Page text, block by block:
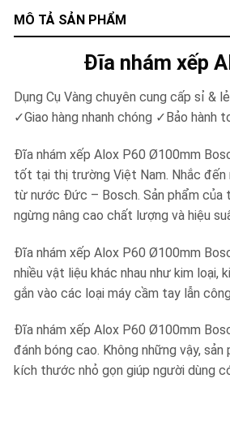
MÔ TẢ SẢN PHẨM
Đĩa nhám xếp
Dụng Cụ Vàng chuyên cung cấp sỉ &
✓Giao hàng nhanh chóng ✓Bảo hành
Đĩa nhám xếp Alox P60 Ø100mm
tốt tại thị trường Việt Nam. Nhắc đến
từ nước Đức – Bosch. Sản phẩm của
ngừng nâng cao chất lượng và hiệu
Đĩa nhám xếp Alox P60 Ø100mm
nhiều vật liệu khác nhau như kim loại,
gắn vào các loại máy cầm tay lẫn
Đĩa nhám xếp Alox P60 Ø100mm
đánh bóng cao. Không những vậy,
kích thước nhỏ gọn giúp người dùng